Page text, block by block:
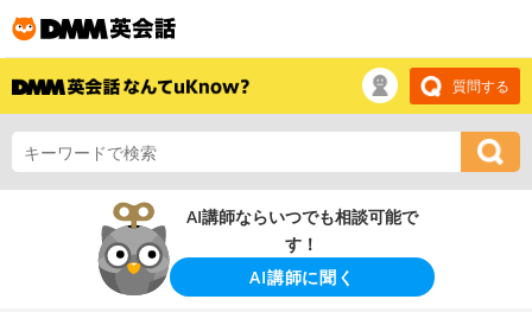
質問する
AI講師ならいつでも相談可能で
す！
AI講師に聞く